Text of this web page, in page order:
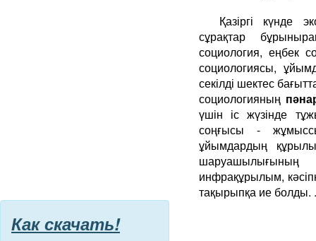
Қазіргі күнде
сұрақтар
социология, еңбек
социологиясы,
секілді шектес
социологияның
үшін іс жүзінде
соңғысы -
ұйымдардың
шаруашылығының
инфрақұрылым,
тақырыпқа ие болды.
Как скачать!